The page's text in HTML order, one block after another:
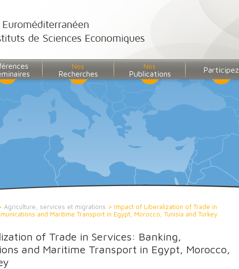
Nos
Recherches
Nos
Publications Participez
Agriculture, services et migrations > Impact of Liberalization of Trade in
and Maritime Transport in Egypt, Morocco, Tunisia and Turkey
of Trade in Services: Banking,
and Maritime Transport in Egypt, Morocco,